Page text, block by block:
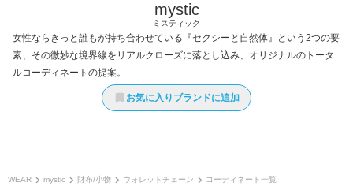
mystic
ミスティック
女性ならきっと誰もが持ち合わせている『セクシーと自然体』という2つの要
素、その微妙な境界線をリアルクローズに落とし込み、オリジナルのトータ
ルコーディネートの提案。
お気に入りブランドに追加
WEAR mystic 財布/小物 ウォレットチェーン コーディネート一覧